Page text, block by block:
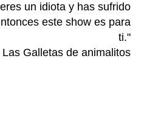
un idiota y has sufrido
este show es para
ti."
Las Galletas de animalitos